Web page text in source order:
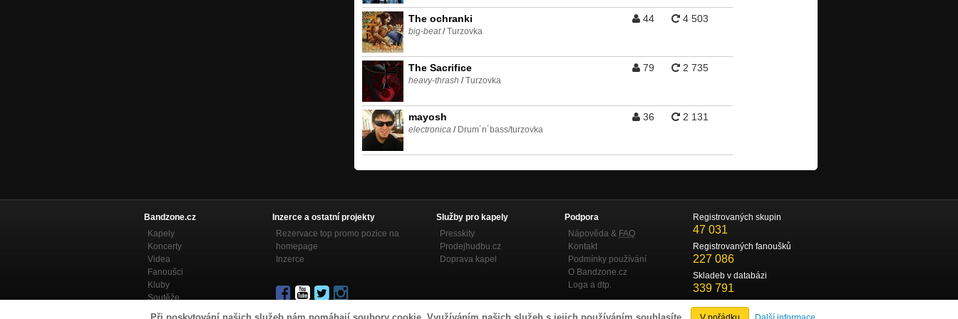
The ochranki
big-beat/Turzovka
44 4 503
The Sacrifice
heavy-thrash /Turzovka
79 2 735
mayosh
electronica / Drum´n´bass/turzovka
36 2 131
Bandzone.cz
Kapely
Koncerty
Videa
Fanoušci
Kluby
Soutěže
Bandzone.cz blog
Inzerce a ostatní projekty
Rezervace top promo pozice na
homepage
Inzerce
Služby pro kapely
Presskity
Prodejhudbu.cz
Doprava kapel
Podpora
Nápověda & FAQ
Kontakt
Podmínky používání
O Bandzone.cz
Loga a dtp.
Registrovaných skupin
47 031
Registrovaných fanoušků
227 086
Skladeb v databázi
339 791